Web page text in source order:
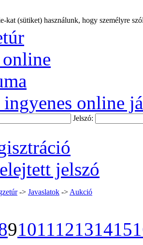
kat (sütiket) használunk, hogy személyre
online
Jelszó:
jelszó
-> Javaslatok -> Aukció
9101112131415